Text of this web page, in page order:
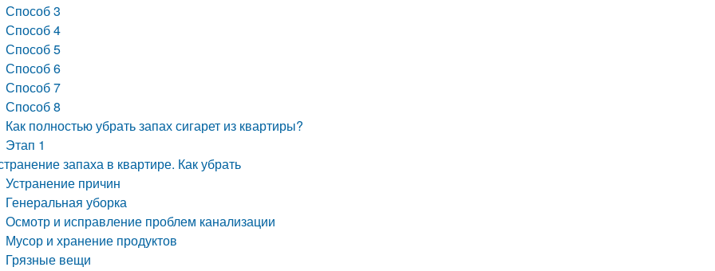
Способ 3
Способ 4
Способ 5
Способ 6
Способ 7
Способ 8
Как полностью убрать запах сигарет из квартиры?
Этап 1
запаха в квартире. Как убрать
Устранение причин
Генеральная уборка
Осмотр и исправление проблем канализации
Мусор и хранение продуктов
Грязные вещи